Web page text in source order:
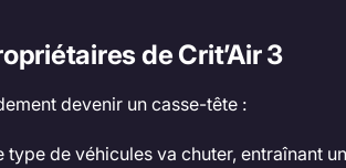
de Crit’Air 3
devenir un casse-tête :
type de véhicules va chuter, entraînant